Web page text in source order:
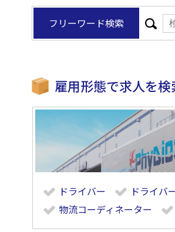
フリーワード検索
雇用形態で求人を検
ドライバー ドライバ
物流コーディネーター